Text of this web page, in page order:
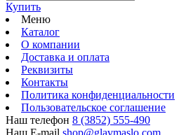
Купить
Меню
Каталог
О компании
Доставка и оплата
Реквизиты
Контакты
Политика конфиденциальности
Пользовательское соглашение
Наш телефон 8 (3852) 555-490